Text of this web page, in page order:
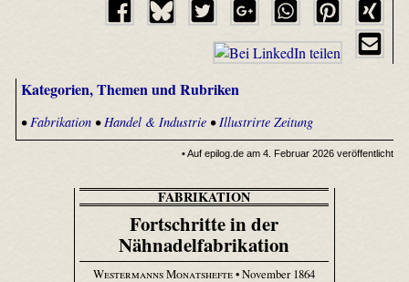
Kategorien, Themen und Rubriken
•Fabrikation•Handel & Industrie•Illustrirte Zeitung
• Auf epilog.de am 4. Februar 2026 veröffentlicht
FABRIKATION
Fortschritte in der
Nähnadelfabrikation
Westermanns Monatshefte• November 1864